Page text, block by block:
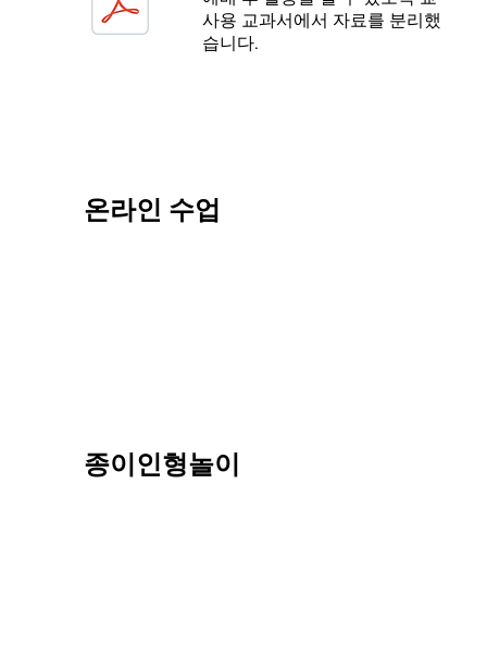
종이인형놀이
온라인 수업
사용 교과서에서 자료를 분리했
습니다.